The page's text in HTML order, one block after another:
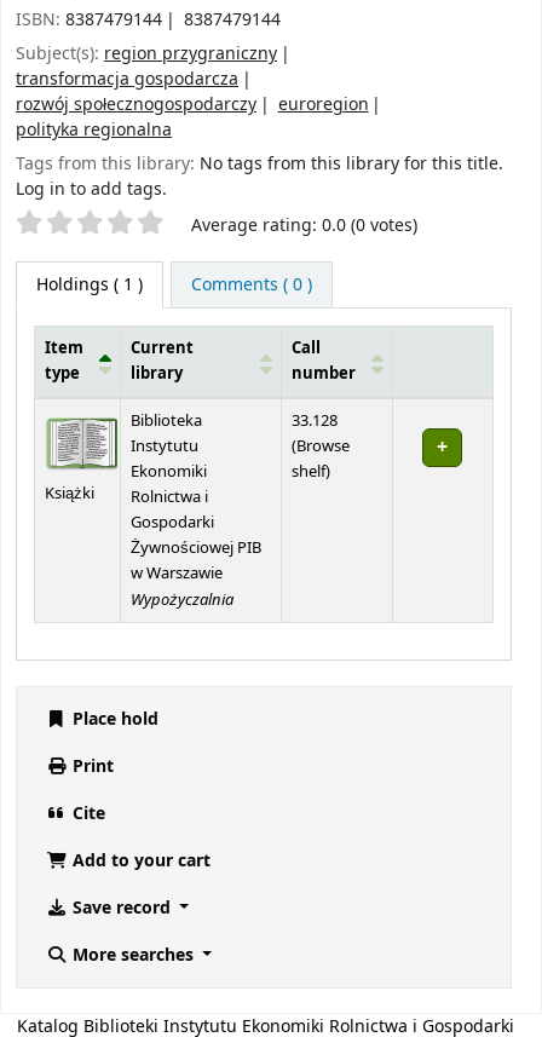
ISBN: 8387479144
8387479144
Subject(s): region przygraniczny
transformacja gospodarcza
rozwój społecznogospodarczy
euroregion
polityka regionalna
Tags from this library: No tags from this library for this title.
Log in to add tags.
Star ratings Average rating: 0.0 (0 votes)
Holdings ( 1 ) Comments ( 0 )
Item
type
Current
library
Call
number
Książki
Biblioteka
Instytutu
Ekonomiki
Rolnictwa i
Gospodarki
Żywnościowej PIB
w Warszawie
Wypożyczalnia
33.128
(Browse
shelf(Opens below)
)
Place hold
Print
Cite
Add to your cart
Save record
More searches
Katalog Biblioteki Instytutu Ekonomiki Rolnictwa i Gospodarki